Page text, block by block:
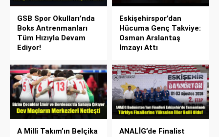
GSB Spor Okulları’nda
Boks Antrenmanları
Tüm Hızıyla Devam
Ediyor!
Eskişehirspor’dan
Hücuma Genç Takviye:
Osman Arslantaş
İmzayı Attı
A Millî Takım’ın Belçika
ANALİG’de Finalist